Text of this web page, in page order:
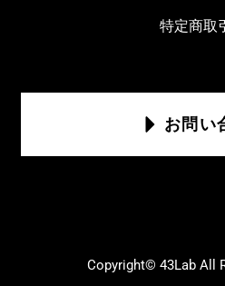
特定商取
お問い
Copyright© 43Lab All